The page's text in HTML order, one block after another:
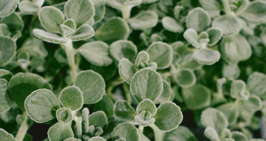
マトのアプリから変更可能です。
Q. 注文後にキャンセルできますか？
ご注文後一定時間内であればキャンセル可能です。